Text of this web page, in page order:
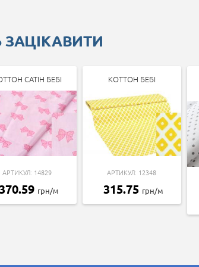
САТІН БЕБІ
АРТИКУЛ: 14829
грн/м
КОТТОН БЕБІ
АРТИКУЛ: 12348
315.75 грн/м